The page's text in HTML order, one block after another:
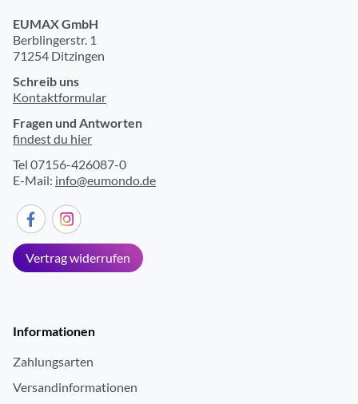
EUMAX GmbH
Berblingerstr. 1
71254 Ditzingen
Schreib uns
Kontaktformular
Fragen und Antworten
findest du hier
Tel 07156-426087-0
E-Mail: info@eumondo.de
Vertrag widerrufen
Informationen
Zahlungsarten
Versandinformationen